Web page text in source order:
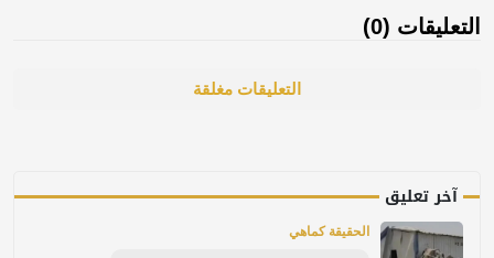
التعليقات (0)
التعليقات مغلقة
آخر تعليق
الحقيقة كماهي